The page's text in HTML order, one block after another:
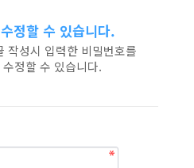
정할 수 있습니다.
작성시 입력한 비밀번호를
정할 수 있습니다.